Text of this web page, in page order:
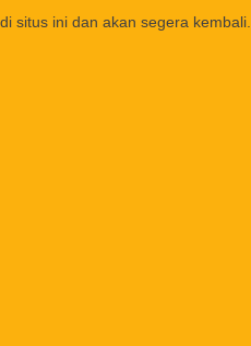
situs ini dan akan segera kembali.